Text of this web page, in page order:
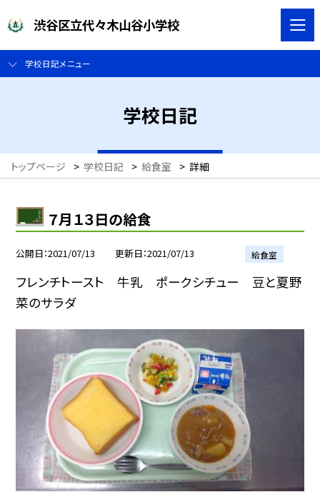
渋谷区立代々木山谷小学校
学校日記メニュー
学校日記
トップページ > 学校日記 > 給食室 > 詳細
７月１３日の給食
公開日 2021/07/13 更新日 2021/07/13 給食室
フレンチトースト 牛乳 ポークシチュー 豆と夏野
菜のサラダ